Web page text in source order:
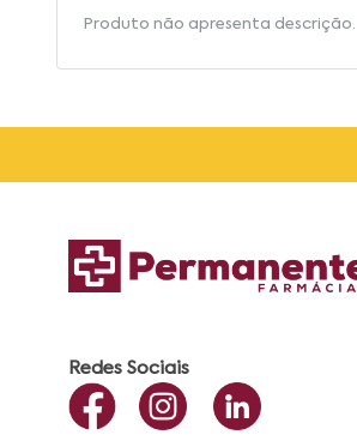
Produto não apresenta descrição.
Redes Sociais